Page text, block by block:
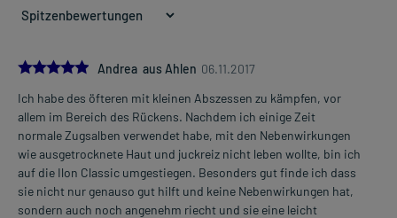
Dosierung und Anwendungshinweise:
Jugendliche ab 12 Jahren und Erwachsene
1-mal täglich
Die Gesamtdosis sollte nicht ohne Rücksprache mit einem Arzt
oder Apotheker überschritten werden.
Art der Anwendung?
Tragen Sie das Arzneimittel auf die betroffene(n) Hautstelle(n) auf.
Vor dem Auftragen des Arzneimittels sollte(n) die betroffene(n)
Mehr anzeigen
5.0Andrea aus Ahlen 06.11.2017
Ich habe des öfteren mit kleinen Abszessen zu kämpfen, vor
allem im Bereich des Rückens. Nachdem ich einige Zeit
normale Zugsalben verwendet habe, mit den Nebenwirkungen
wie ausgetrocknete Haut und juckreiz nicht leben wollte, bin ich
auf die Ilon Classic umgestiegen. Besonders gut finde ich dass
sie nicht nur genauso gut hilft und keine Nebenwirkungen hat,
sondern auch noch angenehm riecht und sie eine leicht